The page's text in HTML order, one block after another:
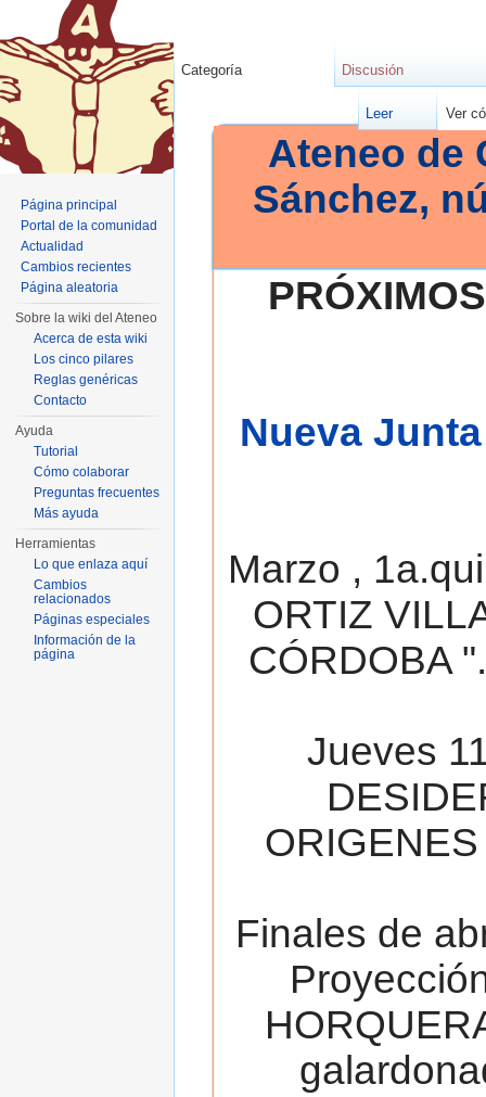
Ateneo de
Sánchez,
Nueva
Marzo ,
ORTIZ
CÓRDOBA
Jueves
Finales de
Categoría Discusión
Leer Ver
Página principal
Portal de la comunidad
Actualidad
Cambios recientes
Página aleatoria
Sobre la wiki del Ateneo
Acerca de esta wiki
Los cinco pilares
Reglas genéricas
Contacto
Ayuda
Tutorial
Cómo colaborar
Preguntas frecuentes
Más ayuda
Herramientas
Lo que enlaza aquí
Cambios
relacionados
Páginas especiales
Información de la
página